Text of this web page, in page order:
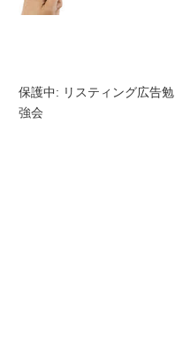
保護中: リスティング広告勉
強会